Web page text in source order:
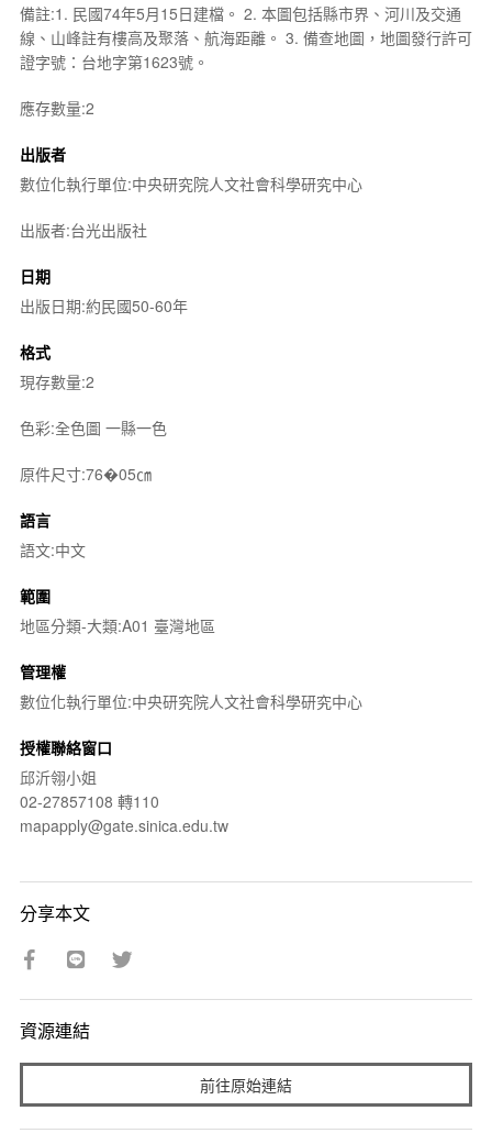
備註:1. 民國74年5月15日建檔。 2. 本圖包括縣市界、河川及交通
線、山峰註有樓高及聚落、航海距離。 3. 備查地圖，地圖發行許可
證字號：台地字第1623號。
應存數量:2
出版者
數位化執行單位:中央研究院人文社會科學研究中心
出版者:台光出版社
日期
出版日期:約民國50-60年
格式
現存數量:2
色彩:全色圖 一縣一色
原件尺寸:76�05㎝
語言
語文:中文
範圍
地區分類-大類:A01 臺灣地區
管理權
數位化執行單位:中央研究院人文社會科學研究中心
授權聯絡窗口
邱沂翎小姐
02-27857108 轉110
mapapply@gate.sinica.edu.tw
分享本文
資源連結
前往原始連結